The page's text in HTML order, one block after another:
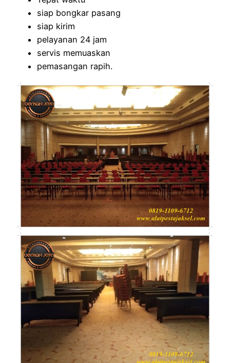
siap bongkar pasang
siap kirim
pelayanan 24 jam
servis memuaskan
pemasangan rapih.